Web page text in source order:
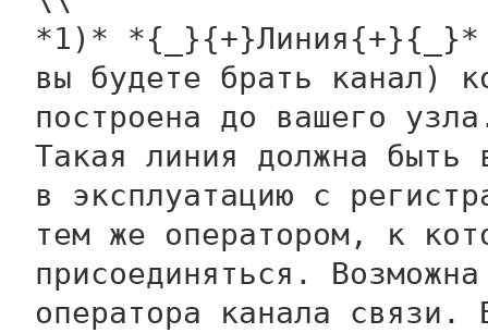
*1)* *{_}{+}Линия{+}{_}*
вы будете брать канал)
построена до вашего
Такая линия должна
в эксплуатацию с
тем же оператором, к
присоединяться.
оператора канала